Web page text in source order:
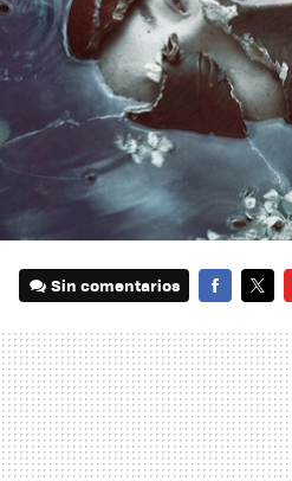
Sin comentarios